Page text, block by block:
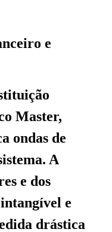
e
Master,
ondas de
A
e dos
e
drástica